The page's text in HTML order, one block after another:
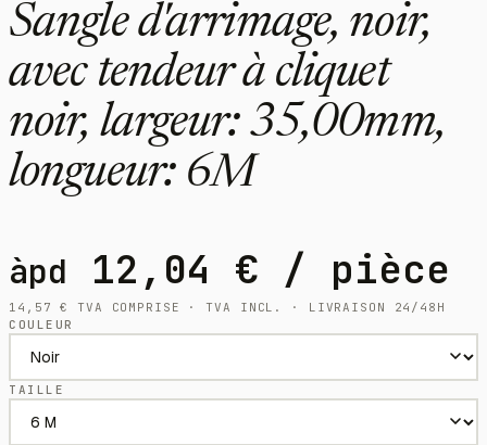
Sangle d'arrimage, noir,
avec tendeur à cliquet
noir, largeur: 35,00mm,
longueur: 6M
àpd 12,04 € / pièce
14,57€
TVA COMPRISE · TVA INCL. · LIVRAISON 24/48H
COULEUR
TAILLE